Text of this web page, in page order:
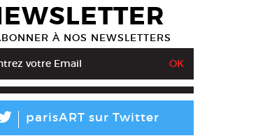
À NOS NEWSLETTERS
parisART sur Twitter